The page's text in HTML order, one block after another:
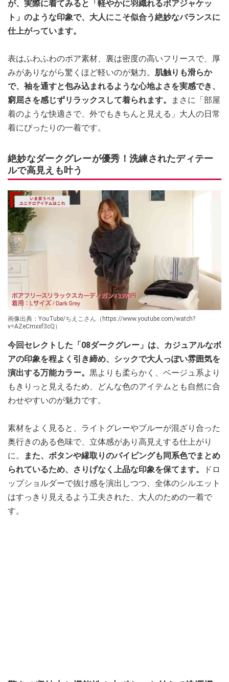
が、実際に着てみると「軽やかに羽織れるボアジャケッ
ト」のような印象で、大人にこそ似合う絶妙なバランスに
仕上がっています。
表はふわふわのボア素材、裏は密度の高いフリースで、厚
みがありながら驚くほど軽いのが魅力。 肌触りも滑らか
で、袖を通すと包み込まれるような心地よさを実感でき、
窮屈さを感じずリラックスして着られます。
まさに「部屋
着のような快適さで、外でもきちんと見える」大人の日常
着にぴったりの一着です。
絶妙なダークグレーが優秀！洗練されたディテー
ルで高見えも叶う
画像出典：YouTube/ちえこさん（https://www.youtube.com/watch?
v=AZeCmxxf3cQ）
今回セレクトした「08ダークグレー」は、カジュアルなボ
アの印象を程よく引き締め、シックで大人っぽい雰囲気を
演出する万能カラー。 黒よりも柔らかく、ベージュ系より
もきりっと見えるため、どんな色のアイテムとも自然に合
わせやすいのが魅力です。
素材をよく見ると、ライトグレーやブルーが混ざり合った
奥行きのある色味で、立体感があり高見えする仕上がり
に。
また、ボタンや縁取りのパイピングも同系色でまとめ
られているため、さりげなく上品な印象を保てます。
ドロ
ップショルダーで抜け感を演出しつつ、全体のシルエット
はすっきり見えるよう工夫された、大人のための一着で
す。